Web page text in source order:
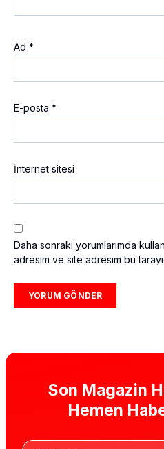
Ad *
E-posta *
İnternet sitesi
Daha sonraki yorumlarımda
adresim ve site adresim bu
Son Magazin
Hemen